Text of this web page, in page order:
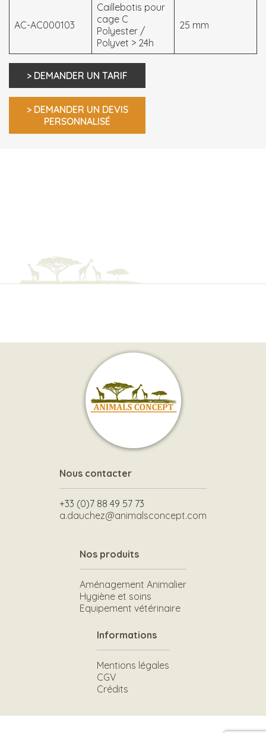
AC-AC000103
Caillebotis pour
cage C
Polyester /
Polyvet > 24h
25 mm
> DEMANDER UN TARIF
> DEMANDER UN DEVIS
PERSONNALISÉ
Nous contacter
+33 (0)7 88 49 57 73
a.dauchez@animalsconcept.com
Nos produits
Aménagement Animalier
Hygiène et soins
Equipement vétérinaire
Informations
Mentions légales
CGV
Crédits